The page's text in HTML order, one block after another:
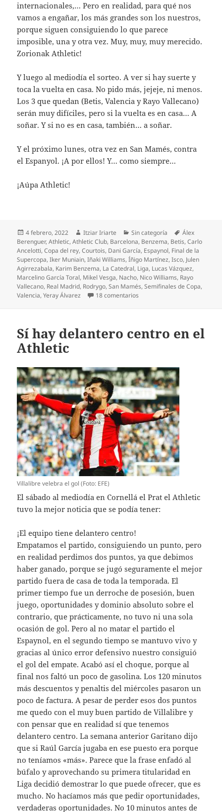
internacionales,… Pero en realidad, para qué nos
vamos a engañar, los más grandes son los nuestros,
porque siguen consiguiendo lo que parece
imposible, una y otra vez. Muy, muy, muy merecido.
Zorionak Athletic!
Y luego al mediodía el sorteo. A ver si hay suerte y
toca la vuelta en casa. No pido más, jejeje, ni menos.
Los 3 que quedan (Betis, Valencia y Rayo Vallecano)
serán muy difíciles, pero si la vuelta es en casa… A
soñar. Y si no es en casa, también… a soñar.
Y el próximo lunes, otra vez en San Mamés, contra
el Espanyol. ¡A por ellos! Y… como siempre…
¡Aúpa Athletic!
Publicado
el
4 febrero, 2022 Autor
Itziar Iriarte Categorías
Sin categoría Etiquetas
Álex
Berenguer,Athletic,Athletic Club, Barcelona, Benzema, Betis,Carlo
Ancelotti,Copa del rey,Courtois, Dani García, Espaynol, Final de la
Supercopa,Iker Muniain,Iñaki Williams,Íñigo Martínez,Isco, Julen
Agirrezabala, Karim Benzema, La Catedral, Liga, Lucas Vázquez,
Marcelino García Toral, Mikel Vesga, Nacho, Nico Williams, Rayo
Vallecano, Real Madrid, Rodrygo,San Mamés,Semifinales de Copa,
Valencia,Yeray Álvarez 18 comentarios
Sí hay delantero centro en el
Athletic
Villalibre velebra el gol (Foto: EFE)
El sábado al mediodía en Cornellá el Prat el Athletic
tuvo la mejor noticia que se podía tener:
¡El equipo tiene delantero centro!
Empatamos el partido, consiguiendo un punto, pero
en realidad perdimos dos puntos, ya que debimos
haber ganado, porque se jugó seguramente el mejor
partido fuera de casa de toda la temporada. El
primer tiempo fue un derroche de posesión, buen
juego, oportunidades y dominio absoluto sobre el
contrario, que prácticamente, no tuvo ni una sola
ocasión de gol. Pero al no matar el partido el
Espaynol, en el segundo tiempo se mantuvo vivo y
gracias al único error defensivo nuestro consiguió
el gol del empate. Acabó así el choque, porque al
final nos faltó un poco de gasolina. Los 120 minutos
más descuentos y penaltis del miércoles pasaron un
poco de factura. A pesar de perder esos dos puntos
me quedo con el muy buen partido de Villalibre y
con pensar que en realidad sí que tenemos
delantero centro. La semana anterior Garitano dijo
que si Raúl García jugaba en ese puesto era porque
no teníamos «más». Parece que la frase enfadó al
búfalo y aprovechando su primera titularidad en
Liga decidió demostrar lo que puede ofrecer, que es
mucho. No hacíamos más que pedir oportunidades,
verdaderas oportunidades. No 10 minutos antes de